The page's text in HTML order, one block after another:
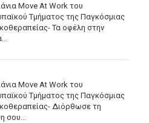
Move At Work του
Τμήματος της Παγκόσμιας
Τα οφέλη στην
Move At Work του
Τμήματος της Παγκόσμιας
Διόρθωσε τη
σου...